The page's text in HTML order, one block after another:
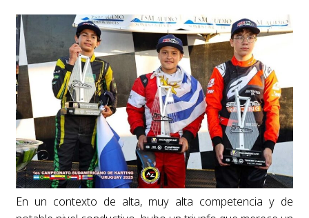
En un contexto de alta, muy alta competencia y de